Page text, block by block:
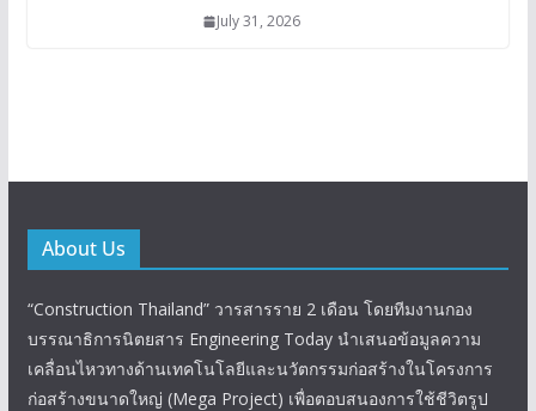
July 31, 2026
About Us
“Construction Thailand” วารสารราย 2 เดือน โดยทีมงานกอง
บรรณาธิการนิตยสาร Engineering Today นำเสนอข้อมูลความ
เคลื่อนไหวทางด้านเทคโนโลยีและนวัตกรรมก่อสร้างในโครงการ
ก่อสร้างขนาดใหญ่ (Mega Project) เพื่อตอบสนองการใช้ชีวิตรูป